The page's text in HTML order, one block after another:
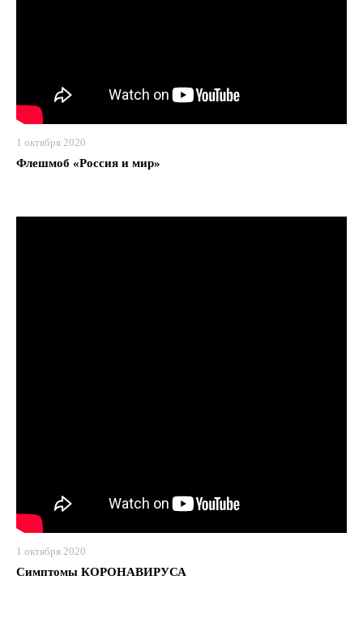
1 октября 2020
Флешмоб «Россия и мир»
1 октября 2020
Симптомы КОРОНАВИРУСА